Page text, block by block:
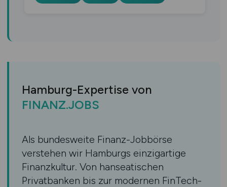
Hamburg-Expertise von
FINANZ.JOBS
Als bundesweite Finanz-Jobbörse
verstehen wir Hamburgs einzigartige
Finanzkultur. Von hanseatischen
Privatbanken bis zur modernen FinTech-